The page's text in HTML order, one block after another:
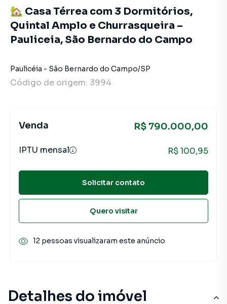
Detalhes do imóvel
🏡 Casa Térrea com 3 Dormitórios,
Quintal Amplo e Churrasqueira –
Pauliceia, São Bernardo do Campo
Paulicéia - São Bernardo do Campo/SP
Código de origem: 3994
Venda R$ 790.000,00
IPTU mensal R$ 100,95
Solicitar contato
Quero visitar
12 pessoas visualizaram este anúncio